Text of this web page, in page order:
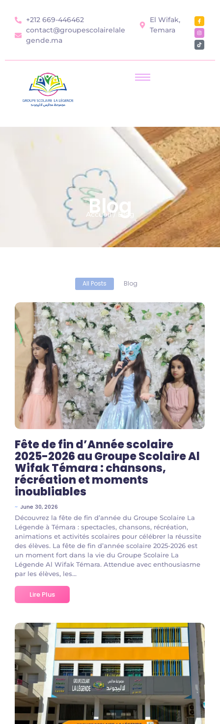
+212 669-446462
contact@groupescolairelale
gende.ma
El Wifak,
Temara
Blog
Accueil / Blog
All Posts Blog
Fête de fin d’Année scolaire
2025-2026 au Groupe Scolaire Al
Wifak Témara : chansons,
récréation et moments
inoubliables
~ June 30, 2026
Découvrez la fête de fin d’année du Groupe Scolaire La
Légende à Témara : spectacles, chansons, récréation,
animations et activités scolaires pour célébrer la réussite
des élèves. La fête de fin d’année scolaire 2025-2026 est
un moment fort dans la vie du Groupe Scolaire La
Légende Al Wifak Témara. Attendue avec enthousiasme
par les élèves, les...
Lire Plus